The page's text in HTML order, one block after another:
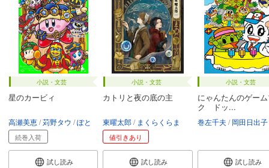
小説・文芸
星のカービィ
高瀬美恵 苅野タウ ぽと
続巻入荷
試し読み
小説・文芸
カトリと夜の底の主
東曜太郎 まくらくらま
値引きあり
試し読み
小説・文芸
にゃんたんのゲー
ク ドッ...
巻左千夫 岡田日出子
試し読み